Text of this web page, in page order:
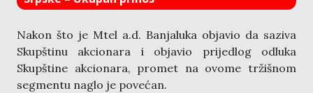
Nakon što je Mtel a.d. Banjaluka objavio da saziva
Skupštinu akcionara i objavio prijedlog odluka
Skupštine akcionara, promet na ovome tržišnom
segmentu naglo je povećan.